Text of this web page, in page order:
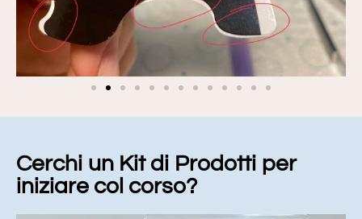
Cerchi un Kit di Prodotti per
iniziare col corso?